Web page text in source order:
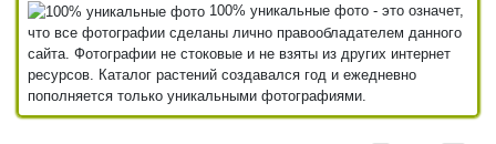
100% уникальные фото - это означет,
что все фотографии сделаны лично правообладателем данного
сайта. Фотографии не стоковые и не взяты из других интернет
ресурсов. Каталог растений создавался год и ежедневно
пополняется только уникальными фотографиями.